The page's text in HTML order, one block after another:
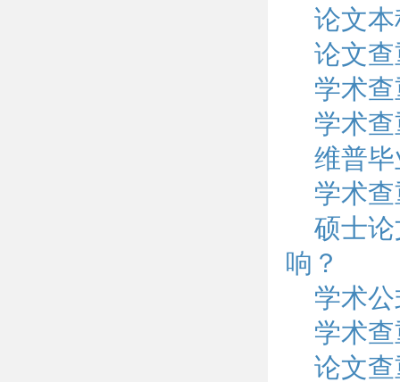
论文
论文
学术
学术
维普
学术
硕士
响？
学术
学术
论文